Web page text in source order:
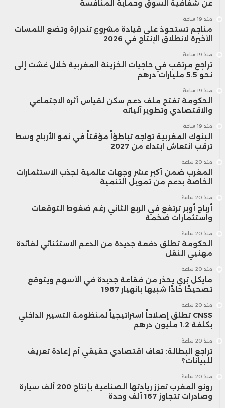
عن شفافية السوق وحماية المنافسة
منذ 19 ساعة
مناجم تستحوذ على قيادة مشروع تندرارة وتضع اللمسات
الأخيرة لانطلاق الإنتاج في 2026
منذ 19 ساعة
تراجع مرتقب في حاجيات الخزينة المغربية خلال غشت إلى
نحو 5.5 مليارات درهم
منذ 19 ساعة
الحكومة تفتح ملف دعم سكن لقياس أثره الاجتماعي
والاقتصادي وتطوير آلياته
منذ 19 ساعة
البنوك المغربية تواجه تباطؤاً مؤقتاً في نمو الأرباح وسط
ترقب انتعاش ابتداءً من 2027
منذ 20 ساعة
المغرب ضمن أكبر عشر وجهات عالمية لجذب الاستثمارات
الخاصة بدعم من تمويل التنمية
منذ 20 ساعة
أرباح أوبر ترتفع في الربع الثاني رغم ضغوط التوقعات
واستثمارات ضخمة
منذ 20 ساعة
الحكومة تطلق دفعة جديدة من الدعم الاستثنائي لفائدة
مهنيي النقل
منذ 20 ساعة
مايكل بَري يحذر من فقاعة جديدة في الأسهم ويتوقع
تصحيحًا حادًا شبيهًا بانهيار 1987
منذ 20 ساعة
CNSS تطلق إصلاحاً استراتيجياً لمنظومة التسيير الداخلي
بكلفة 1.2 مليون درهم
منذ 20 ساعة
تراجع البطالة: تعافٍ اقتصادي حقيقي أم إعادة تعريف
للبيانات؟
منذ 20 ساعة
رونو المغرب تعزز ريادتها الصناعية بإنتاج 200 ألف سيارة
وصادرات تتجاوز 167 ألف وحدة